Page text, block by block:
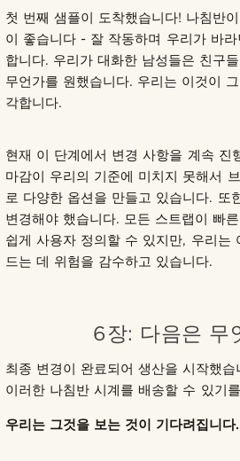
첫 번째 샘플이 도착했습니다! 나침반
이 좋습니다 - 잘 작동하며 우리가 바
합니다. 우리가 대화한 남성들은 친구
무언가를 원했습니다. 우리는 이것이
각합니다.
현재 이 단계에서 변경 사항을 계속 진
마감이 우리의 기준에 미치지 못해서
로 다양한 옵션을 만들고 있습니다. 또
변경해야 했습니다. 모든 스트랩이 빠
쉽게 사용자 정의할 수 있지만, 우리는
드는 데 위험을 감수하고 있습니다.
6장: 다음은 무
최종 변경이 완료되어 생산을 시작했
이러한 나침반 시계를 배송할 수 있기
우리는 그것을 보는 것이 기다려집니다